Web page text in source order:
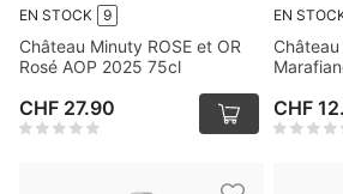
EN STOCK 9
Château Minuty ROSE et OR
Rosé AOP 2025 75cl
CHF 27.90
EN
CHF